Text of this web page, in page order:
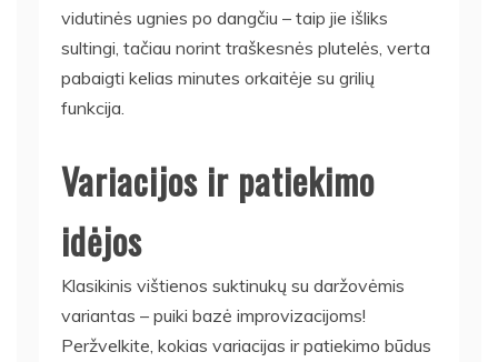
vidutinės ugnies po dangčiu – taip jie išliks
sultingi, tačiau norint traškesnės plutelės, verta
pabaigti kelias minutes orkaitėje su grilių
funkcija.
Variacijos ir patiekimo
idėjos
Klasikinis vištienos suktinukų su daržovėmis
variantas – puiki bazė improvizacijoms!
Peržvelkite, kokias variacijas ir patiekimo būdus